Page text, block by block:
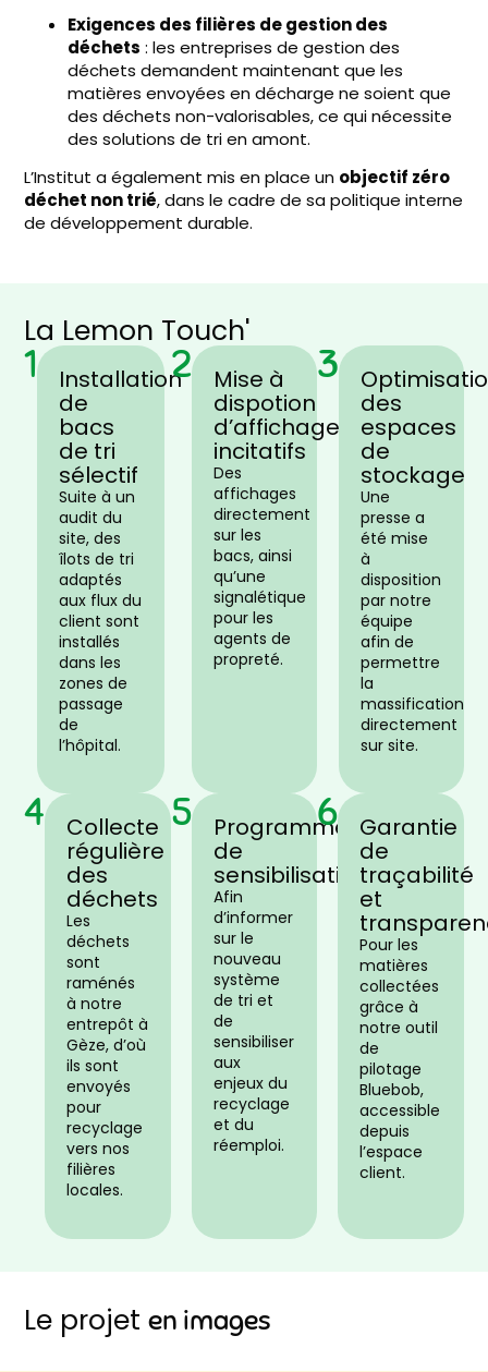
Exigences des filières de gestion des
déchets : les entreprises de gestion des
déchets demandent maintenant que les
matières envoyées en décharge ne soient que
des déchets non-valorisables, ce qui nécessite
des solutions de tri en amont.
L’Institut a également mis en place un objectif zéro
déchet non trié, dans le cadre de sa politique interne
de développement durable.
La Lemon Touch'
1 Installation
de
bacs
de tri
sélectif​
Suite à un
audit du
site, des
îlots de tri
adaptés
aux flux du
client sont
installés
dans les
zones de
passage
de
l’hôpital.
2 Mise à
dispotion
d’affichages
incitatifs
Des
affichages
directement
sur les
bacs, ainsi
qu’une
signalétique
pour les
agents de
propreté.
3
des
espaces
de
stockage
Une
presse a
été mise
à
disposition
par notre
équipe
afin de
permettre
la
massification
directement
sur site.
4 Collecte
régulière
des
déchets
Les
déchets
sont
raménés
à notre
entrepôt à
Gèze, d’où
ils sont
envoyés
pour
recyclage
vers nos
filières
locales.
5 Programme
de
sensibilisation
Afin
d’informer
sur le
nouveau
système
de tri et
de
sensibiliser
aux
enjeux du
recyclage
et du
réemploi.
6 Garantie
de
traçabilité
et
Pour les
matières
collectées
grâce à
notre outil
de
pilotage
Bluebob,
accessible
depuis
l’espace
client.
Le projeten images